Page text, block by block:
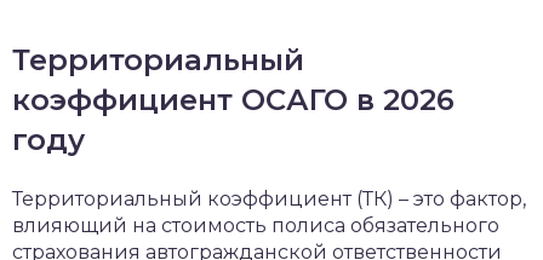
Территориальный
коэффициент ОСАГО в 2026
году
Территориальный коэффициент (ТК) – это фактор,
влияющий на стоимость полиса обязательного
страхования автогражданской ответственности